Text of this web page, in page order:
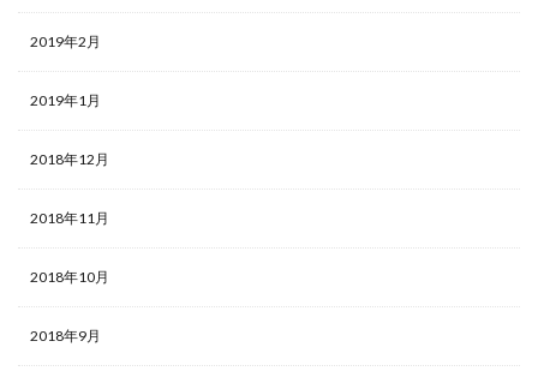
2019年2月
2019年1月
2018年12月
2018年11月
2018年10月
2018年9月